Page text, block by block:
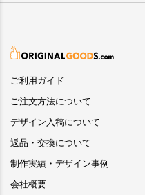
ご利用ガイド
ご注文方法について
デザイン入稿について
返品・交換について
制作実績・デザイン事例
会社概要